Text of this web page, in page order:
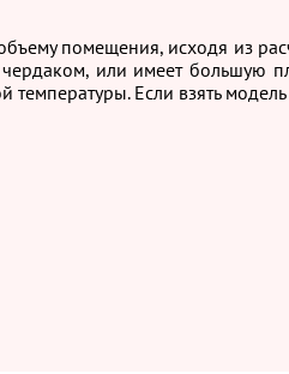
помещения, исходя из
или имеет большую
температуры. Если взять